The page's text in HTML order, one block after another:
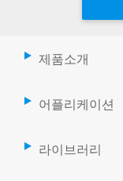
제품소개
어플리케이션
라이브러리